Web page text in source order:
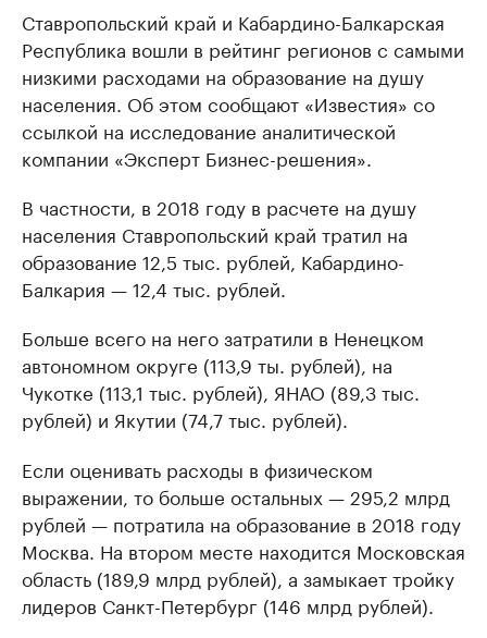
Ставропольский край и Кабардино-Балкарская
Республика вошли в рейтинг регионов с самыми
низкими расходами на образование на душу
населения. Об этом сообщают «Известия» со
ссылкой на исследование аналитической
компании «Эксперт Бизнес-решения».
В частности, в 2018 году в расчете на душу
населения Ставропольский край тратил на
образование 12,5 тыс. рублей, Кабардино-
Балкария — 12,4 тыс. рублей.
Больше всего на него затратили в Ненецком
автономном округе (113,9 ты. рублей), на
Чукотке (113,1 тыс. рублей), ЯНАО (89,3 тыс.
рублей) и Якутии (74,7 тыс. рублей).
Если оценивать расходы в физическом
выражении, то больше остальных — 295,2 млрд
рублей — потратила на образование в 2018 году
Москва. На втором месте находится Московская
область (189,9 млрд рублей), а замыкает тройку
лидеров Санкт-Петербург (146 млрд рублей).